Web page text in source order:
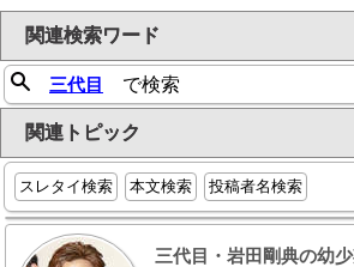
関連検索ワード
三代目 で検索
関連トピック
スレタイ検索 本文検索 投稿者名検索
三代目・岩田剛典の幼